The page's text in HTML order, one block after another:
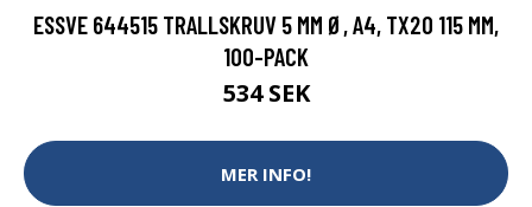
ESSVE 644515 TRALLSKRUV 5 MM Ø, A4, TX20 115 MM,
100-PACK
534 SEK
MER INFO!